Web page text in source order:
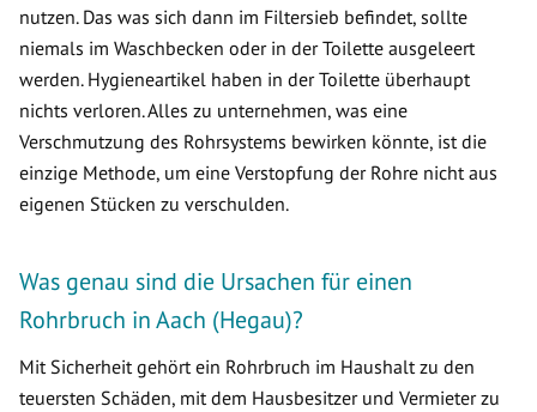
nutzen. Das was sich dann im Filtersieb befindet, sollte
niemals im Waschbecken oder in der Toilette ausgeleert
werden. Hygieneartikel haben in der Toilette überhaupt
nichts verloren. Alles zu unternehmen, was eine
Verschmutzung des Rohrsystems bewirken könnte, ist die
einzige Methode, um eine Verstopfung der Rohre nicht aus
eigenen Stücken zu verschulden.
Was genau sind die Ursachen für einen
Rohrbruch in Aach (Hegau)?
Mit Sicherheit gehört ein Rohrbruch im Haushalt zu den
teuersten Schäden, mit dem Hausbesitzer und Vermieter zu